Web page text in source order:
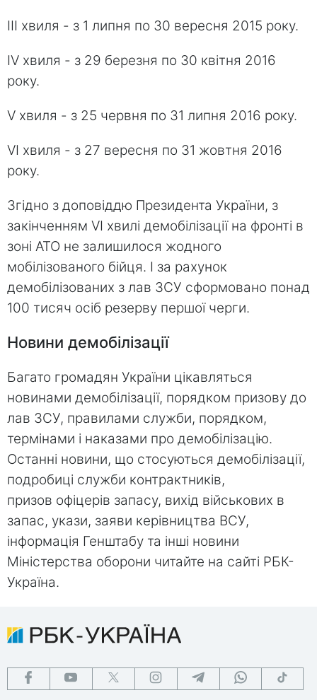
III хвиля - з 1 липня по 30 вересня 2015 року.
IV хвиля - з 29 березня по 30 квітня 2016
року.
V хвиля - з 25 червня по 31 липня 2016 року.
VI хвиля - з 27 вересня по 31 жовтня 2016
року.
Згідно з доповіддю Президента України, з
закінченням VI хвилі демобілізації на фронті в
зоні АТО не залишилося жодного
мобілізованого бійця. І за рахунок
демобілізованих з лав ЗСУ сформовано понад
100 тисяч осіб резерву першої черги.
Новини демобілізації
Багато громадян України цікавляться
новинами демобілізації, порядком призову до
лав ЗСУ, правилами служби, порядком,
термінами і наказами про демобілізацію.
Останні новини, що стосуються демобілізації,
подробиці служби контрактників,
призов офіцерів запасу, вихід військових в
запас, укази, заяви керівництва ВСУ,
інформація Генштабу та інші новини
Міністерства оборони читайте на сайті РБК-
Україна.